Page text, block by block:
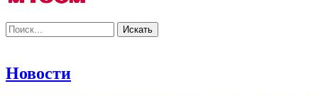
Новости